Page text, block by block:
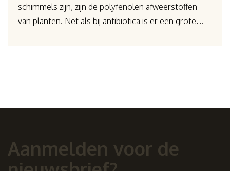
schimmels zijn, zijn de polyfenolen afweerstoffen
van planten. Net als bij antibiotica is er een grote…
Aanmelden voor de